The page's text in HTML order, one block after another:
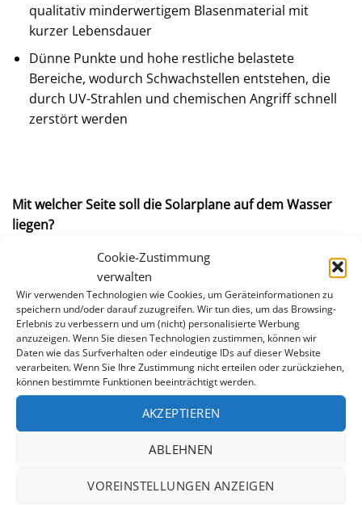
Cookie-Zustimmung
verwalten
Wir verwenden Technologien wie Cookies, um Geräteinformationen zu
speichern und/oder darauf zuzugreifen. Wir tun dies, um das Browsing-
Erlebnis zu verbessern und um (nicht) personalisierte Werbung
anzuzeigen. Wenn Sie diesen Technologien zustimmen, können wir
Daten wie das Surfverhalten oder eindeutige IDs auf dieser Website
verarbeiten. Wenn Sie Ihre Zustimmung nicht erteilen oder zurückziehen,
können bestimmte Funktionen beeinträchtigt werden.
AKZEPTIEREN
ABLEHNEN
VOREINSTELLUNGEN ANZEIGEN
qualitativ minderwertigem Blasenmaterial mit
kurzer Lebensdauer
Dünne Punkte und hohe restliche belastete
Bereiche, wodurch Schwachstellen entstehen, die
durch UV-Strahlen und chemischen Angriff schnell
zerstört werden
Mit welcher Seite soll die Solarplane auf dem Wasser
liegen?
auf der Wasseroberfläche liegen. Nur dann kann die
Abdeckung wirkungsvoll Ihr Schwimmbecken isolieren.
Kann ich die Solarplane selbst zuschneiden?
Ja. Mit einer großen Schere können Sie die Solarplane
nach Bedarf zuschneiden.
Wie sollte ich meine Solarplane im Winter lagern?
Die Solarplane sollte an einem trockenen Ort
abzuspülen, um sie gründlich zu reinigen. Dies gilt